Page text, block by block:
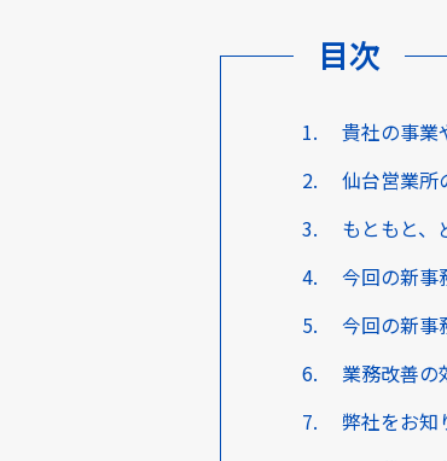
目次
貴社の事業
仙台営業所
もともと、
今回の新事
今回の新事
業務改善の
弊社をお知